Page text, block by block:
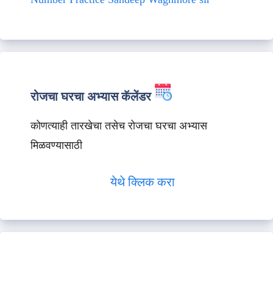
रोजचा घरचा अभ्यास कॅलेंडर
कोणत्याही तारखेचा तसेच रोजचा घरचा अभ्यास
मिळवण्यासाठी
येथे क्लिक करा